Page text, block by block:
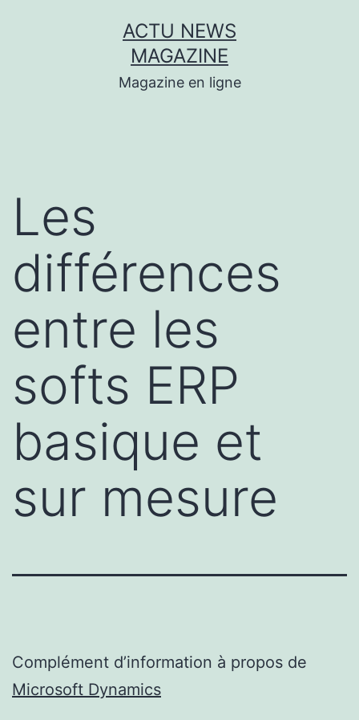
ACTU NEWS
MAGAZINE
Magazine en ligne
Les
différences
entre les
softs ERP
basique et
sur mesure
Complément d’information à propos de
Microsoft Dynamics